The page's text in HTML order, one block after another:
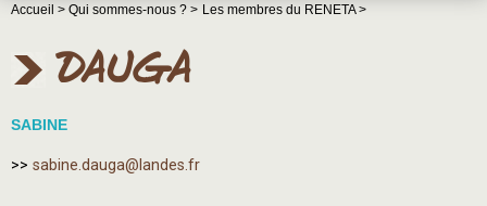
Accueil > Qui sommes-nous ? > Les membres du RENETA >
DAUGA
SABINE
>> sabine.dauga@landes.fr